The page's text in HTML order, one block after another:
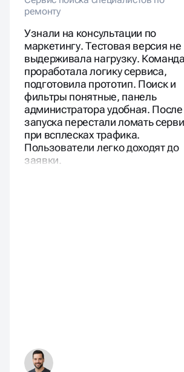
Алексей Морозов
Сервис поиска специалистов по
ремонту
Узнали на консультации по
маркетингу. Тестовая версия не
выдерживала нагрузку. Команда
проработала логику сервиса,
подготовила прототип. Поиск и
фильтры понятные, панель
администратора удобная. После
запуска перестали ломать сервис
при всплесках трафика.
Пользователи легко доходят до